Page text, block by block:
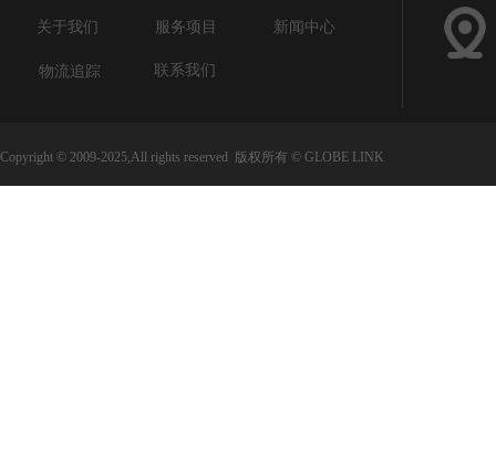
Copyright © 2009-2025,All rights reserved 版权所有 © GLOBE LINK
关于我们 服务项目 新闻中心
物流追踪 联系我们